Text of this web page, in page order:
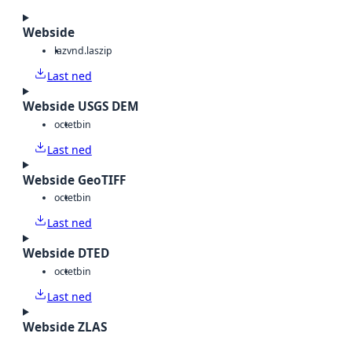
Webside
lazvnd.laszip
Last ned
Webside USGS DEM
octetbin
Last ned
Webside GeoTIFF
octetbin
Last ned
Webside DTED
octetbin
Last ned
Webside ZLAS